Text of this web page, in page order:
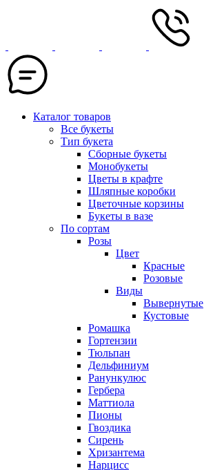
Каталог товаров
Все букеты
Тип букета
Сборные букеты
Монобукеты
Цветы в крафте
Шляпные коробки
Цветочные корзины
Букеты в вазе
По сортам
Розы
Цвет
Красные
Розовые
Виды
Вывернутые
Кустовые
Ромашка
Гортензии
Тюльпан
Дельфиниум
Ранункулюс
Гербера
Маттиола
Пионы
Гвоздика
Сирень
Хризантема
Нарцисс